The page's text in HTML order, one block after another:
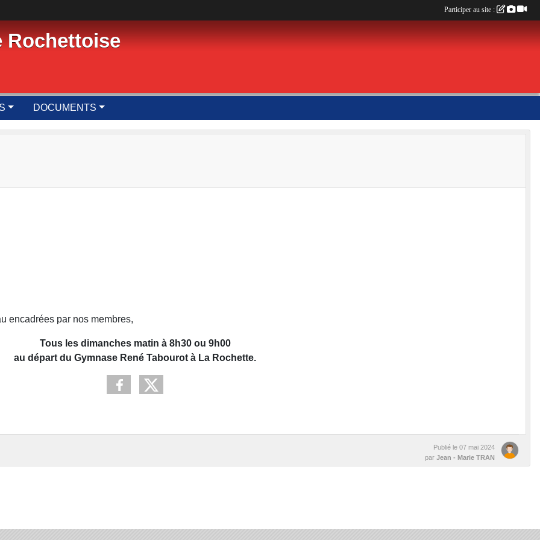
Rochettoise
DOCUMENTS
encadrées par nos membres,
Tous les dimanches matin à 8h30 ou 9h00
au départ du Gymnase René Tabourot à La Rochette.
Publié le 07 mai 2024
par Jean - Marie TRAN
Participer au site :